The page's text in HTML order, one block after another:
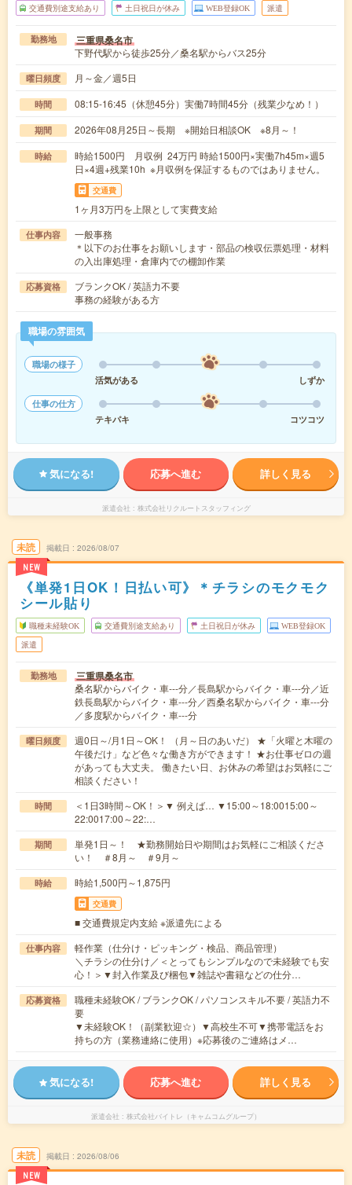
交通費別途支給あり 土日祝日が休み WEB登録OK 派遣
勤務地 三重県桑名市
下野代駅から徒歩25分／桑名駅からバス25分
曜日頻度 月～金／週5日
時間 08:15-16:45（休憩45分）実働7時間45分（残業少なめ！）
期間 2026年08月25日～長期 ※開始日相談OK ※8月～！
時給
時給1500円 月収例 24万円 時給1500円×実働7h45m×週5
日×4週+残業10h ※月収例を保証するものではありません。
交通費
1ヶ月3万円を上限として実費支給
仕事内容
一般事務
＊以下のお仕事をお願いします・部品の検収伝票処理・材料
の入出庫処理・倉庫内での棚卸作業
応募資格
ブランクOK / 英語力不要
事務の経験がある方
職場の雰囲気
職場の様子
活気がある
しずか
仕事の仕方
テキパキ
コツコツ
気になる! 応募へ進む 詳しく見る
派遣会社 株式会社リクルートスタッフィング
未読
NEW
掲載日 2026/08/07
《単発1日OK！日払い可》＊チラシのモクモク
シール貼り
職種未経験OK 交通費別途支給あり 土日祝日が休み WEB登録OK
派遣
勤務地 三重県桑名市
桑名駅からバイク・車---分／長島駅からバイク・車---分／近
鉄長島駅からバイク・車---分／西桑名駅からバイク・車---分
／多度駅からバイク・車---分
曜日頻度
週0日～/月1日～OK！ （月～日のあいだ） ★「火曜と木曜の
午後だけ」など色々な働き方ができます！ ★お仕事ゼロの週
があっても大丈夫。 働きたい日、お休みの希望はお気軽にご
相談ください！
時間
＜1日3時間～OK！＞▼ 例えば… ▼15:00～18:0015:00～
22:0017:00～22:…
期間
単発1日～！ ★勤務開始日や期間はお気軽にご相談くださ
い！ ＃8月～ ＃9月～
時給 時給1,500円～1,875円
交通費
■ 交通費規定内支給 ※派遣先による
仕事内容
軽作業（仕分け・ピッキング・検品、商品管理）
＼チラシの仕分け／＜とってもシンプルなので未経験でも安
心！＞▼封入作業及び梱包▼雑誌や書籍などの仕分…
応募資格
職種未経験OK / ブランクOK / パソコンスキル不要 / 英語力不
要
▼未経験OK！（副業歓迎☆）▼高校生不可▼携帯電話をお
持ちの方（業務連絡に使用）※応募後のご連絡はメ…
気になる! 応募へ進む 詳しく見る
派遣会社 株式会社バイトレ（キャムコムグループ）
未読
NEW
掲載日 2026/08/06